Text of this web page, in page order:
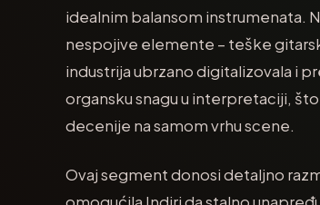
idealnim balansom instrumenata.
nespojive elemente – teške
industrija ubrzano digitalizovala i
organsku snagu u interpretaciji,
decenije na samom vrhu scene.
Ovaj segment donosi detaljno